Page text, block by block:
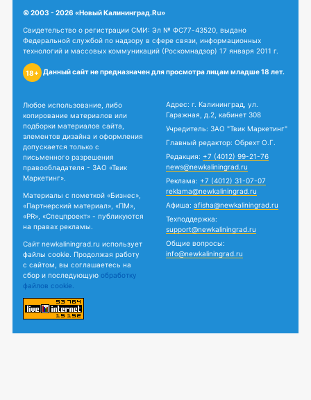
© 2003 - 2026 «Новый Калининград.Ru»
Свидетельство о регистрации СМИ: Эл № ФС77-43520, выдано
Федеральной службой по надзору в сфере связи, информационных
технологий и массовых коммуникаций (Роскомнадзор) 17 января 2011 г.
18+ Данный сайт не предназначен для просмотра лицам младше 18 лет.
Любое использование, либо
копирование материалов или
подборки материалов сайта,
элементов дизайна и оформления
допускается только с
письменного разрешения
правообладателя - ЗАО «Твик
Маркетинг».
Материалы с пометкой «Бизнес»,
«Партнерский материал», «ПМ»,
«PR», «Спецпроект» - публикуются
на правах рекламы.
Сайт newkaliningrad.ru использует
файлы cookie. Продолжая работу
с сайтом, вы соглашаетесь на
сбор и последующую обработку
файлов cookie.
Адрес: г. Калининград, ул.
Гаражная, д.2, кабинет 308
Учредитель: ЗАО "Твик Маркетинг"
Главный редактор: Обрехт О.Г.
Редакция: +7 (4012) 99-21-76
news@newkaliningrad.ru
Реклама: +7 (4012) 31-07-07
reklama@newkaliningrad.ru
Афиша: afisha@newkaliningrad.ru
Техподдержка:
support@newkaliningrad.ru
Общие вопросы:
info@newkaliningrad.ru